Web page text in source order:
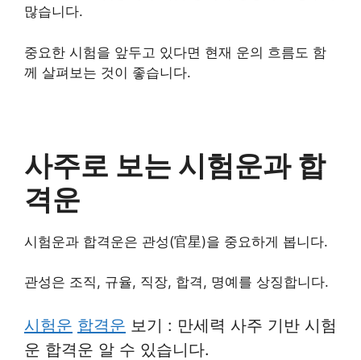
많습니다.
중요한 시험을 앞두고 있다면 현재 운의 흐름도 함
께 살펴보는 것이 좋습니다.
사주로 보는 시험운과 합
격운
시험운과 합격운은 관성(官星)을 중요하게 봅니다.
관성은 조직, 규율, 직장, 합격, 명예를 상징합니다.
시험운 합격운 보기 : 만세력 사주 기반 시험
운 합격운 알 수 있습니다.